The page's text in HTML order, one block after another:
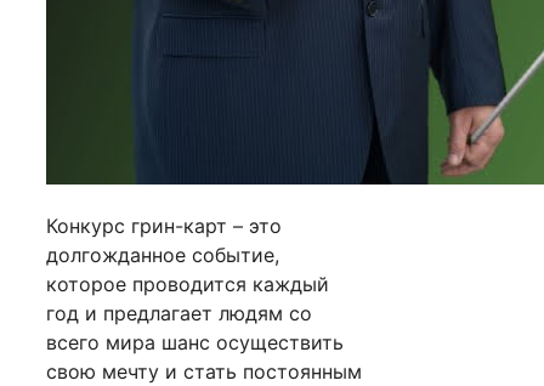
Конкурс грин-карт – это
долгожданное событие,
которое проводится каждый
год и предлагает людям со
всего мира шанс осуществить
свою мечту и стать постоянным